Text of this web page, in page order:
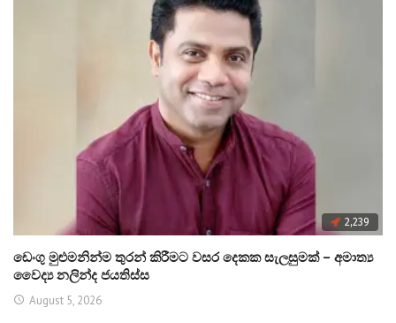
2,239
ඩෙංගු මුළුමනින්ම තුරන් කිරීමට වසර දෙකක සැලසුමක් – අමාත්‍ය
වෛද්‍ය නලින්ද ජයතිස්ස
August 5, 2026